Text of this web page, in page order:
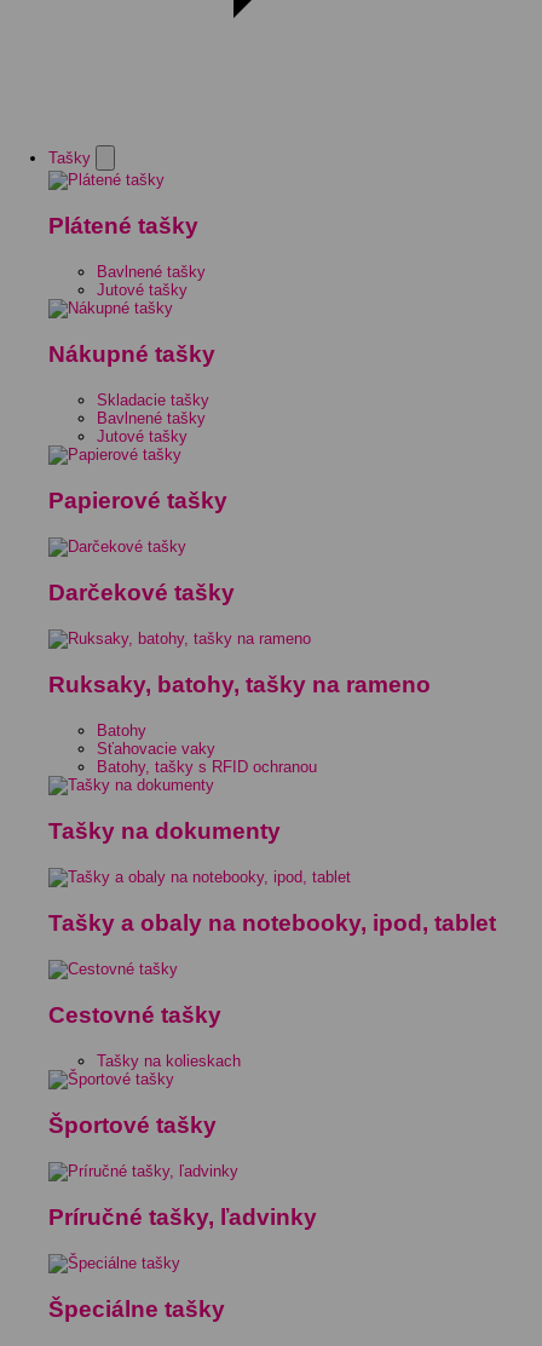
Tašky
Plátené tašky
Bavlnené tašky
Jutové tašky
Nákupné tašky
Skladacie tašky
Bavlnené tašky
Jutové tašky
Papierové tašky
Darčekové tašky
Ruksaky, batohy, tašky na rameno
Batohy
Sťahovacie vaky
Batohy, tašky s RFID ochranou
Tašky na dokumenty
Tašky a obaly na notebooky, ipod, tablet
Cestovné tašky
Tašky na kolieskach
Športové tašky
Príručné tašky, ľadvinky
Špeciálne tašky